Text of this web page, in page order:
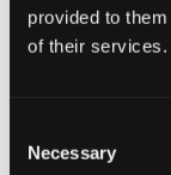
provided to
of their services.
Selection
Necessary
Retur- og